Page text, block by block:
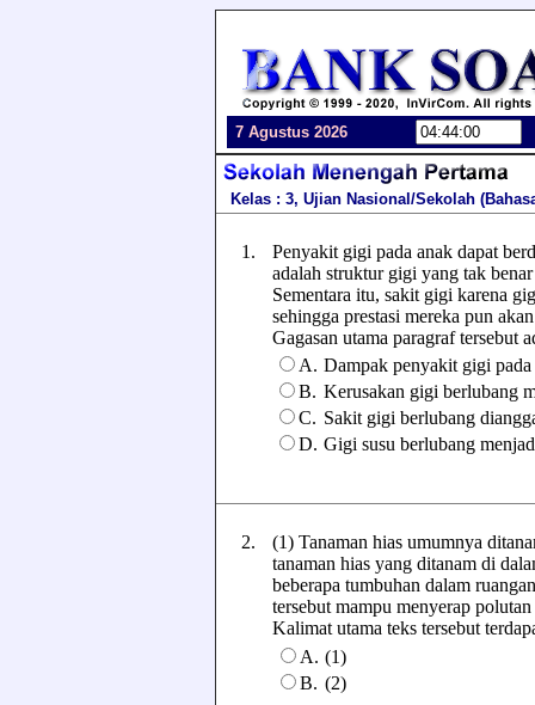
7 Agustus 2026
Kelas : 3, Ujian Nasional/Sekolah
1.
Penyakit gigi pada anak dapat
adalah struktur gigi yang tak
Sementara itu, sakit gigi karena
sehingga prestasi mereka pun
Gagasan utama paragraf tersebut
A. Dampak penyakit gigi pada
B. Kerusakan gigi berlubang
C. Sakit gigi berlubang
D. Gigi susu berlubang
2.
(1) Tanaman hias umumnya
tanaman hias yang ditanam di
beberapa tumbuhan dalam
tersebut mampu menyerap
Kalimat utama teks tersebut
A. (1)
B. (2)